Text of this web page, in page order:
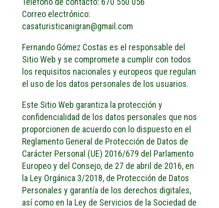
Correo electrónico:
casaturisticanigran@gmail.com
Fernando Gómez Costas es el responsable del
Sitio Web y se compromete a cumplir con todos
los requisitos nacionales y europeos que regulan
el uso de los datos personales de los usuarios.
Este Sitio Web garantiza la protección y
confidencialidad de los datos personales que nos
proporcionen de acuerdo con lo dispuesto en el
Reglamento General de Protección de Datos de
Carácter Personal (UE) 2016/679 del Parlamento
Europeo y del Consejo, de 27 de abril de 2016, en
la Ley Orgánica 3/2018, de Protección de Datos
Personales y garantía de los derechos digitales,
así como en la Ley de Servicios de la Sociedad de